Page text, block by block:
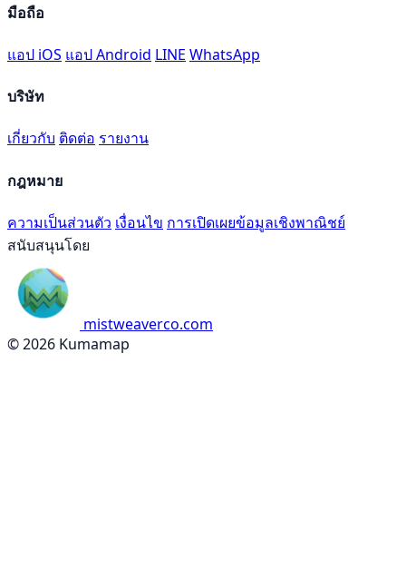
มือถือ
แอป iOS แอป Android LINE WhatsApp
บริษัท
เกี่ยวกับ ติดต่อ รายงาน
กฎหมาย
ความเป็นส่วนตัว เงื่อนไข การเปิดเผยข้อมูลเชิงพาณิชย์
สนับสนุนโดย
mistweaverco.com
© 2026 Kumamap